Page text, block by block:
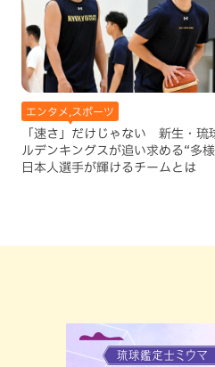
エンタメ,スポーツ
「速さ」だけじゃない 新生・琉
ルデンキングスが追い求める“多
日本人選手が輝けるチームとは